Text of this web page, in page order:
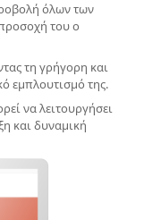
όλων των
του ο
τη γρήγορη και
εμπλουτισμό της.
να λειτουργήσει
και δυναμική